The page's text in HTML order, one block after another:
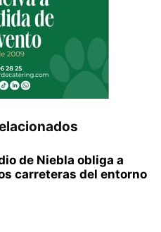
de Niebla obliga a
carreteras del entorno